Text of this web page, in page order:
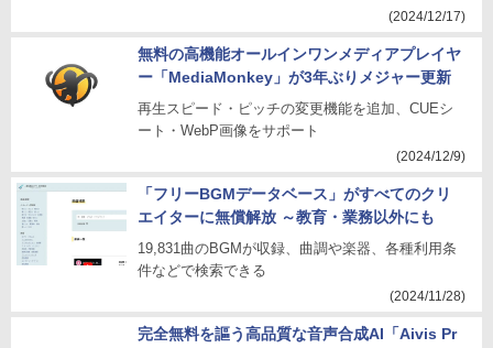
(2024/12/17)
無料の高機能オールインワンメディアプレイヤ
ー「MediaMonkey」が3年ぶりメジャー更新
再生スピード・ピッチの変更機能を追加、CUEシ
ート・WebP画像をサポート
(2024/12/9)
「フリーBGMデータベース」がすべてのクリ
エイターに無償解放 ～教育・業務以外にも
19,831曲のBGMが収録、曲調や楽器、各種利用条
件などで検索できる
(2024/11/28)
完全無料を謳う高品質な音声合成AI「Aivis Pr